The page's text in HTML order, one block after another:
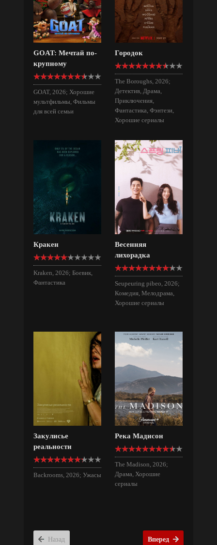
GOAT: Мечтай по-
крупному
GOAT, 2026; Хорошие
мультфильмы, Фильмы
для всей семьи
Городок
The Boroughs, 2026;
Детектив, Драма,
Приключения,
Фантастика, Фэнтези,
Хорошие сериалы
Кракен
Kraken, 2026; Боевик,
Фантастика
Весенняя
лихорадка
Seupeuring pibeo, 2026;
Комедия, Мелодрама,
Хорошие сериалы
Закулисье
реальности
Backrooms, 2026; Ужасы
Река Мадисон
The Madison, 2026;
Драма, Хорошие
сериалы
Назад Вперед